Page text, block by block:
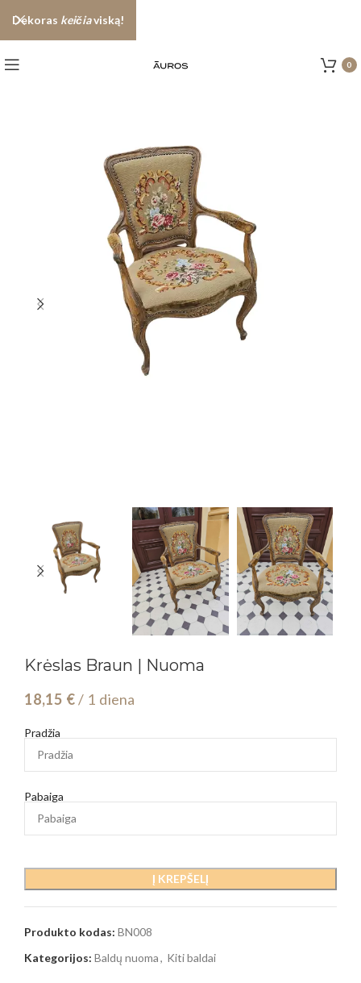
0
Krėslas Braun | Nuoma
18,15 €/ 1 diena
Pradžia
Pabaiga
Į KREPŠELĮ
Produkto kodas: BN008
Kategorijos: Baldų nuoma, Kiti baldai
Dekoras keičiaviską!